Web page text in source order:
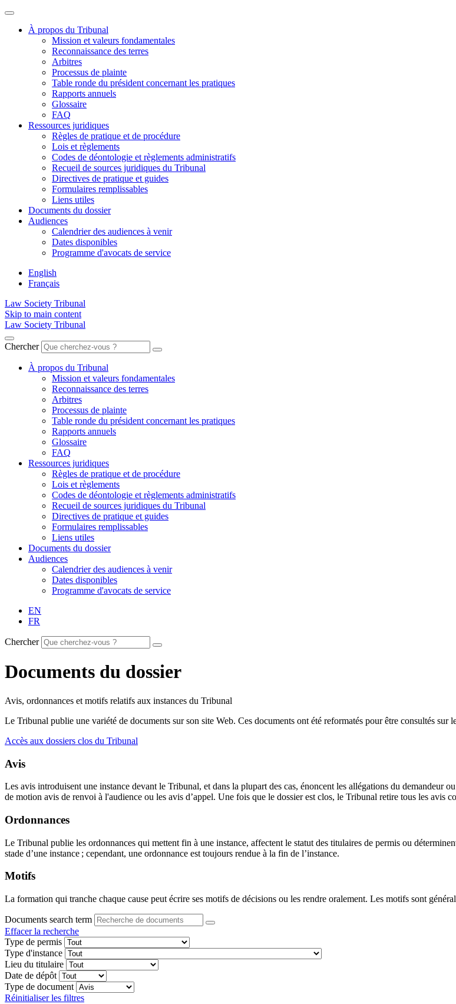
À propos du Tribunal
Mission et valeurs fondamentales
Reconnaissance des terres
Arbitres
Processus de plainte
Table ronde du président concernant les pratiques
Rapports annuels
Glossaire
FAQ
Ressources juridiques
Règles de pratique et de procédure
Lois et règlements
Codes de déontologie et règlements administratifs
Recueil de sources juridiques du Tribunal
Directives de pratique et guides
Formulaires remplissables
Liens utiles
Documents du dossier
Audiences
Calendrier des audiences à venir
Dates disponibles
Programme d'avocats de service
English
Français
Law Society Tribunal
Skip to main content
Law Society Tribunal
Chercher
À propos du Tribunal
Mission et valeurs fondamentales
Reconnaissance des terres
Arbitres
Processus de plainte
Table ronde du président concernant les pratiques
Rapports annuels
Glossaire
FAQ
Ressources juridiques
Règles de pratique et de procédure
Lois et règlements
Codes de déontologie et règlements administratifs
Recueil de sources juridiques du Tribunal
Directives de pratique et guides
Formulaires remplissables
Liens utiles
Documents du dossier
Audiences
Calendrier des audiences à venir
Dates disponibles
Programme d'avocats de service
EN
FR
Chercher
Documents du dossier
Avis, ordonnances et motifs relatifs aux instances du Tribunal
Le Tribunal publie une variété de documents sur son site Web. Ces documents ont été reformatés pour être consultés
Accès aux dossiers clos du Tribunal
Avis
Les avis introduisent une instance devant le Tribunal, et dans la plupart des cas, énoncent les allégations du demandeur
de motion avis de renvoi à l'audience ou les avis d’appel. Une fois que le dossier est clos, le Tribunal retire tous les avis
Ordonnances
Le Tribunal publie les ordonnances qui mettent fin à une instance, affectent le statut des titulaires de permis ou
stade d’une instance ; cependant, une ordonnance est toujours rendue à la fin de l’instance.
Motifs
La formation qui tranche chaque cause peut écrire ses motifs de décisions ou les rendre oralement. Les motifs sont
Documents search term
Effacer la recherche
Type de permis
Type d'instance
Lieu du titulaire
Date de dépôt
Type de document
Réinitialiser les filtres